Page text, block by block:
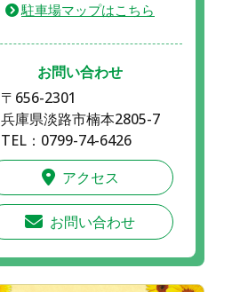
駐車場マップはこちら
お問い合わせ
〒656-2301
兵庫県淡路市楠本2805-7
TEL：0799-74-6426
アクセス
お問い合わせ